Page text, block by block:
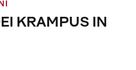
KRAMPUS IN